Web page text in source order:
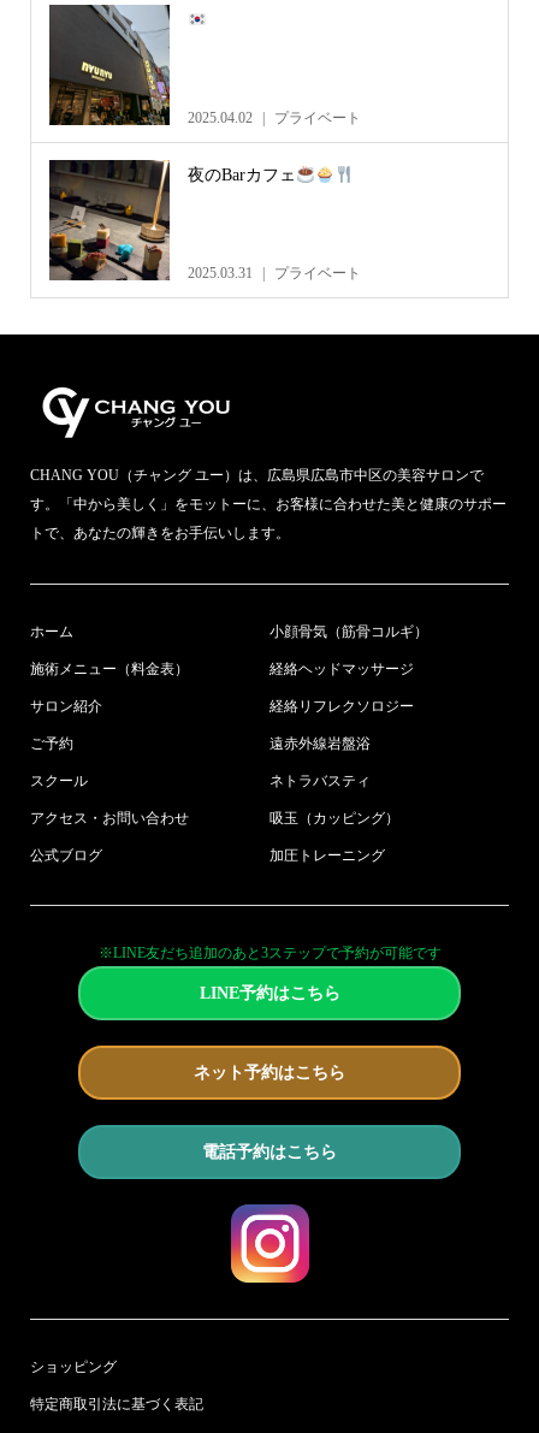
2025.04.02 プライベート
夜のBarカフェ
2025.03.31 プライベート
CHANG YOU（チャング ユー）は、広島県広島市中区の美容サロンで
す。「中から美しく」をモットーに、お客様に合わせた美と健康のサポー
トで、あなたの輝きをお手伝いします。
ホーム
施術メニュー（料金表）
サロン紹介
ご予約
スクール
アクセス・お問い合わせ
公式ブログ
小顔骨気（筋骨コルギ）
経絡ヘッドマッサージ
経絡リフレクソロジー
遠赤外線岩盤浴
ネトラバスティ
吸玉（カッピング）
加圧トレーニング
※LINE友だち追加のあと3ステップで予約が可能です
LINE予約はこちら
ネット予約はこちら
電話予約はこちら
ショッピング
特定商取引法に基づく表記